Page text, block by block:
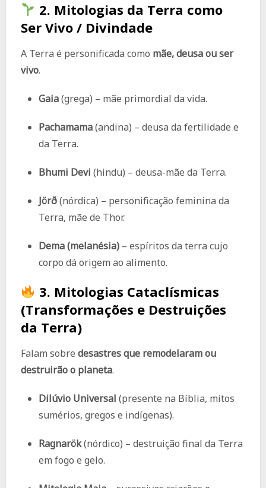
2. Mitologias da Terra como
Ser Vivo / Divindade
A Terra é personificada como mãe, deusa ou ser
vivo.
Gaia(grega) – mãe primordial da vida.
Pachamama(andina) – deusa da fertilidade e
da Terra.
Bhumi Devi (hindu) – deusa-mãe da Terra.
Jörð(nórdica) – personificação feminina da
Terra, mãe de Thor.
Dema (melanésia)– espíritos da terra cujo
corpo dá origem ao alimento.
3. Mitologias Cataclísmicas
(Transformações e Destruições
da Terra)
Falam sobre desastres que remodelaram ou
destruirão o planeta.
Dilúvio Universal (presente na Bíblia, mitos
sumérios, gregos e indígenas).
Ragnarök(nórdico) – destruição final da Terra
em fogo e gelo.